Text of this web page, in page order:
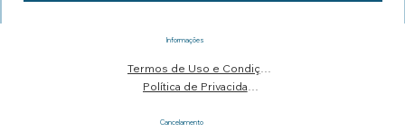
Informações
Termos de Uso e Condições
Política de Privacidade
Cancelamento